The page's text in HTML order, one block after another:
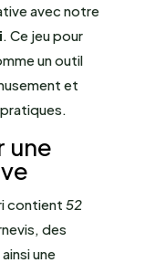
avec notre
. Ce jeu pour
un outil
et
une
contient 52
des
une